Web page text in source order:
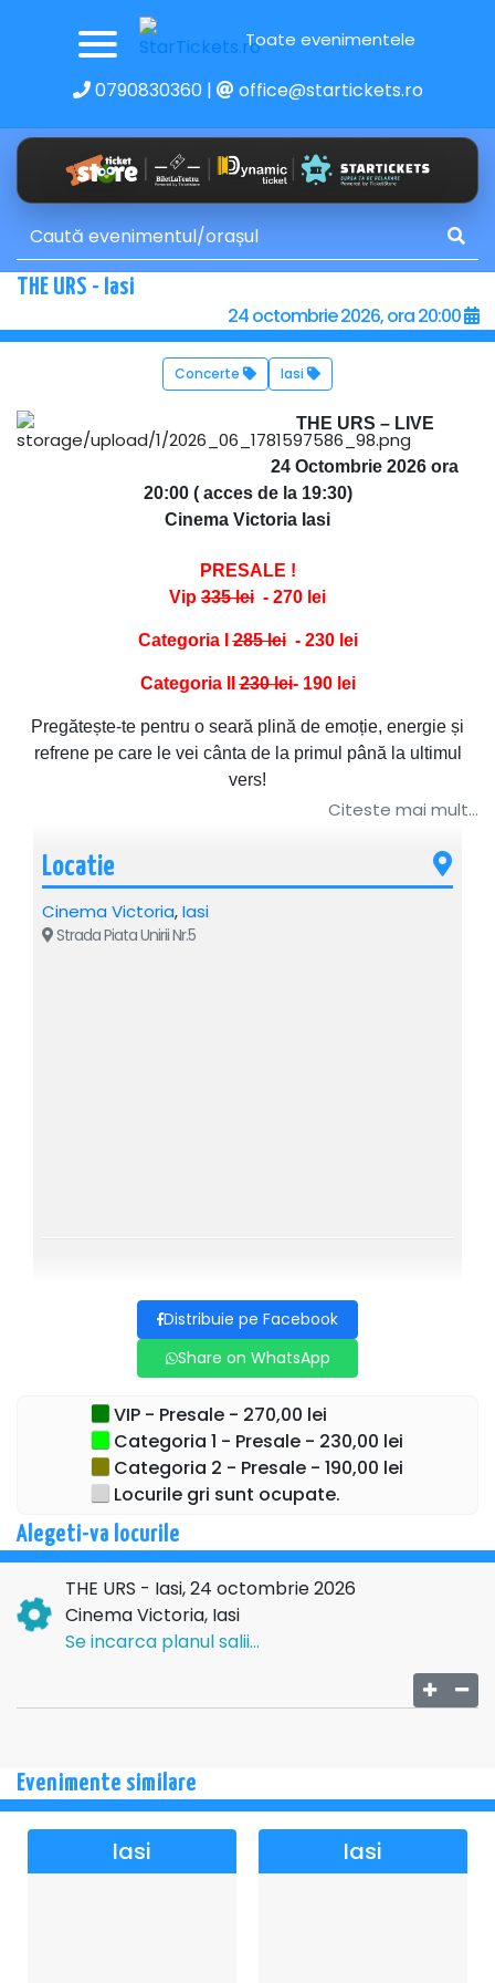
Toate evenimentele
0790830360| office@startickets.ro
THE URS - Iasi
24 octombrie 2026, ora 20:00
Concerte Iasi
THE URS – LIVE
24 Octombrie 2026 ora
20:00 ( acces de la 19:30)
Cinema Victoria Iasi
PRESALE !
Vip 335 lei - 270 lei
Categoria I285lei- 230 lei
Categoria II230lei- 190 lei
Pregătește-te pentru o seară plină de emoție, energie și
refrene pe care le vei cânta de la primul până la ultimul
vers!
The Urs ajunge la Iași pe 24 octombrie pentru un concert
milioane de ascultători și au ajuns direct în playlisturile
tale.
Cu o voce inconfundabilă și un stil care îmbină
Citeste mai mult...
Locatie
Cinema Victoria,Iasi
Strada Piata Unirii Nr.5
Distribuie pe Facebook
Share on WhatsApp
VIP - Presale - 270,00 lei
Categoria 1 - Presale - 230,00 lei
Categoria 2 - Presale - 190,00 lei
Locurile gri sunt ocupate.
Alegeti-va locurile
THE URS - Iasi, 24 octombrie 2026
Cinema Victoria, Iasi
Se incarca planul salii...
Evenimente similare
Iasi Iasi